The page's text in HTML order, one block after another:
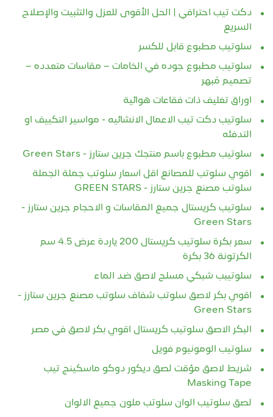
دكت تيب احترافي | الحل الأقوى للعزل والتثبيت والإصلاح
السريع
سلوتيب مطبوع قابل للكسر
سلوتيب مطبوع جوده في الخامات – مقاسات متعدده –
تصميم مُبهر
اوراق تغليف ذات فقاعات هوائية
سلوتيب دكت تيب الاعمال الانشائيه - مواسير التكييف او
التدفئه
سلوتيب مطبوع باسم منتجك جرين ستارز - Green Stars
اقوي سلوتب للمصانع اقل اسعار سلوتب جملة الجملة
سلوتب مصنع جرين ستارز - GREEN STARS
سلوتيب كريستال جميع المقاسات و الاحجام جرين ستارز -
Green Stars
الكرتونة 36 بكرة
سلوتيبب شبكي مسلح لاصق ضد الماء
اقوي بكر لاصق سلوتب شفاف سلوتب مصنع جرين ستارز -
Green Stars
البكر الاصق سلوتيب كريستال اقوي بكر لاصق في مصر
سلوتيب الومونيوم فويل
شريط لاصق مؤقت لصق ديكور دوكو ماسكينج تيب
Masking Tape
لصق سلوتيب الوان سلوتب ملون جميع الالوان